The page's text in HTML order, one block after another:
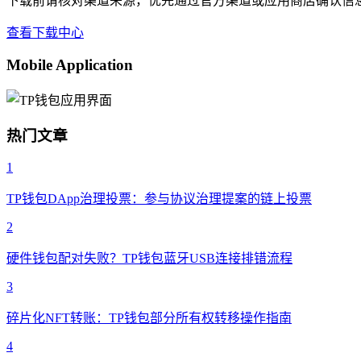
查看下载中心
Mobile Application
热门文章
1
TP钱包DApp治理投票：参与协议治理提案的链上投票
2
硬件钱包配对失败？TP钱包蓝牙USB连接排错流程
3
碎片化NFT转账：TP钱包部分所有权转移操作指南
4